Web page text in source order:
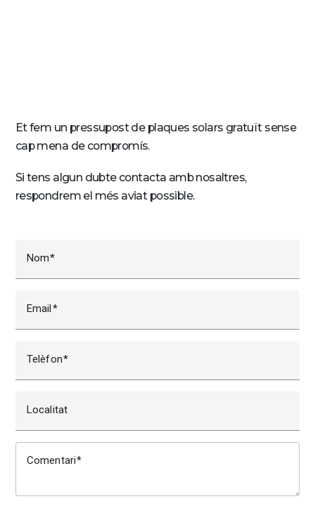
Et fem un pressupost de plaques solars gratuït sense
cap mena de compromís.
Si tens algun dubte contacta amb nosaltres,
respondrem el més aviat possible.
Nom
Email
Telèfon
Localitat
Comentari